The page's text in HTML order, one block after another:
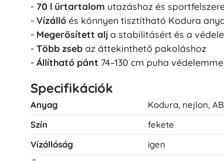
- 70 l űrtartalom utazáshoz és
- Vízálló és könnyen tisztítható Kodura
- Megerősített alj a stabilitásért és a
- Több zseb az áttekinthető pakoláshoz
- Állítható pánt 74–130 cm puha
Specifikációk
Anyag
Kodura, nejlon,
Szín
fekete
Vízállóság
igen